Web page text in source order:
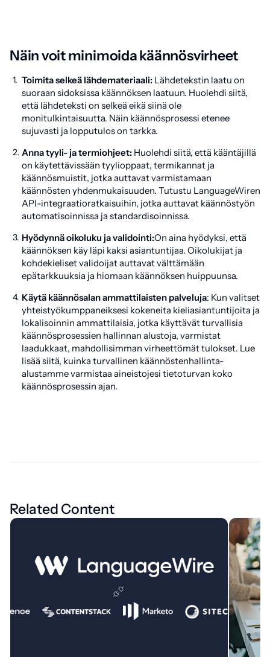
Näin voit minimoida käännösvirheet
Toimita selkeä lähdemateriaali: Lähdetekstin laatu on
suoraan sidoksissa käännöksen laatuun. Huolehdi siitä,
että lähdeteksti on selkeä eikä siinä ole
monitulkintaisuutta. Näin käännösprosessi etenee
sujuvasti ja lopputulos on tarkka.
Anna tyyli- ja termiohjeet: Huolehdi siitä, että kääntäjillä
on käytettävissään tyylioppaat, termikannat ja
käännösmuistit, jotka auttavat varmistamaan
käännösten yhdenmukaisuuden. Tutustu LanguageWiren
API-integraatioratkaisuihin, jotka auttavat käännöstyön
automatisoinnissa ja standardisoinnissa.
Hyödynnä oikoluku ja validointi:On aina hyödyksi, että
käännöksen käy läpi kaksi asiantuntijaa. Oikolukijat ja
kohdekieliset validoijat auttavat välttämään
epätarkkuuksia ja hiomaan käännöksen huippuunsa.
Käytä käännösalan ammattilaisten palveluja: Kun valitset
yhteistyökumppaneiksesi kokeneita kieliasiantuntijoita ja
lokalisoinnin ammattilaisia, jotka käyttävät turvallisia
käännösprosessien hallinnan alustoja, varmistat
laadukkaat, mahdollisimman virheettömät tulokset. Lue
lisää siitä, kuinka turvallinen käännöstenhallinta-
alustamme varmistaa aineistojesi tietoturvan koko
käännösprosessin ajan.
Related Content